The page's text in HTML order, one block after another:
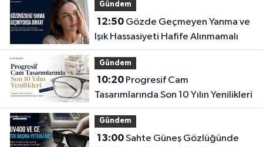
Gündem
12:50Gözde Geçmeyen Yanma ve
Işık Hassasiyeti Hafife Alınmamalı
Gündem
10:20Progresif Cam
Tasarımlarında Son 10 Yılın Yenilikleri
Gündem
13:00Sahte Güneş Gözlüğünde